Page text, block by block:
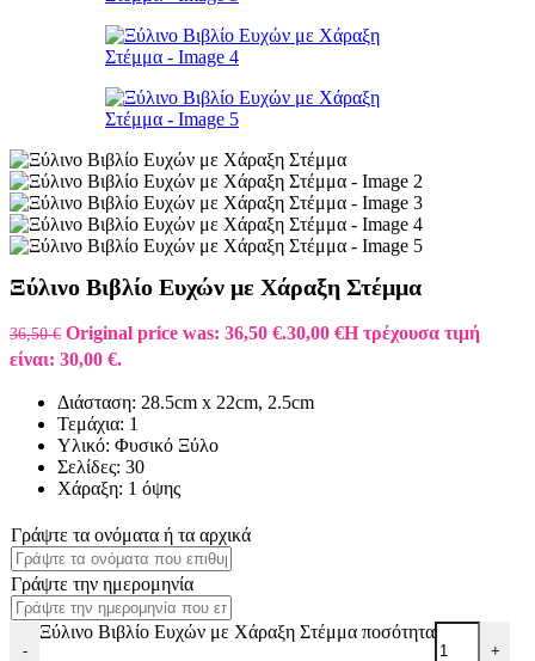
Ξύλινο Βιβλίο Ευχών με Χάραξη Στέμμα
36,50€ Original price was: 36,50 €.30,00 €Η τρέχουσα τιμή
είναι: 30,00 €.
Διάσταση: 28.5cm x 22cm, 2.5cm
Τεμάχια: 1
Υλικό: Φυσικό Ξύλο
Σελίδες: 30
Χάραξη: 1 όψης
Γράψτε τα ονόματα ή τα αρχικά
Γράψτε την ημερομηνία
-
Ξύλινο Βιβλίο Ευχών με Χάραξη Στέμμα ποσότητα
+